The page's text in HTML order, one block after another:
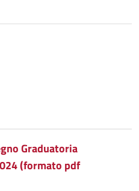
Graduatoria
(formato pdf